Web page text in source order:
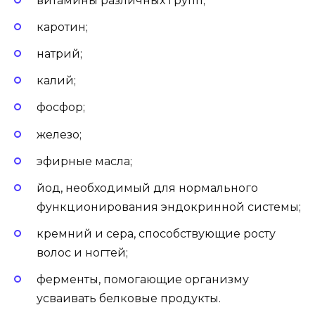
каротин;
натрий;
калий;
фосфор;
железо;
эфирные масла;
йод, необходимый для нормального
функционирования эндокринной системы;
кремний и сера, способствующие росту
волос и ногтей;
ферменты, помогающие организму
усваивать белковые продукты.